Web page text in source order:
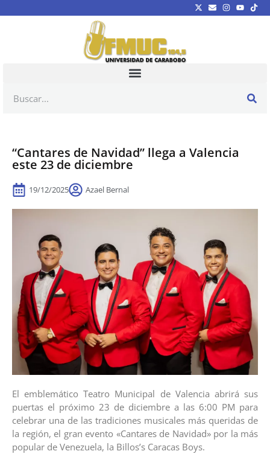
“Cantares de Navidad” llega a Valencia
este 23 de diciembre
19/12/2025 Azael Bernal
El emblemático Teatro Municipal de Valencia abrirá sus
puertas el próximo 23 de diciembre a las 6:00 PM para
celebrar una de las tradiciones musicales más queridas de
la región, el gran evento «Cantares de Navidad» por la más
popular de Venezuela, la Billos’s Caracas Boys.